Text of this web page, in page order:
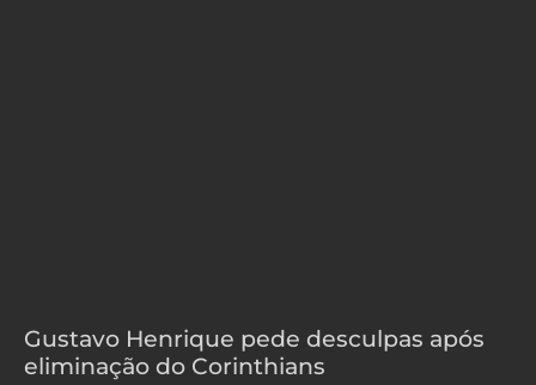
Gustavo Henrique pede desculpas após
eliminação do Corinthians